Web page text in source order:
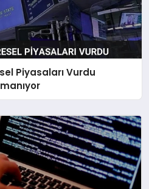
Piyasaları Vurdu